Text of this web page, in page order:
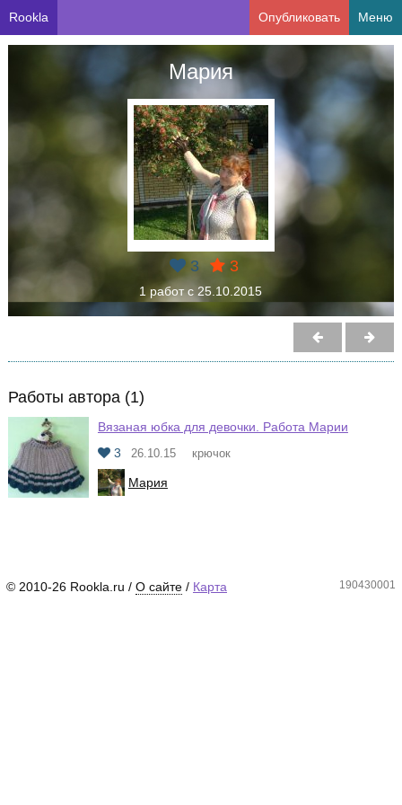
Rookla Опубликовать Меню
Мария
3 3
1 работ с 25.10.2015
Работы автора (1)
Вязаная юбка для девочки. Работа Марии
3
26.10.15 крючок
Мария
© 2010-26 Rookla.ru / О сайте / Карта 190430001